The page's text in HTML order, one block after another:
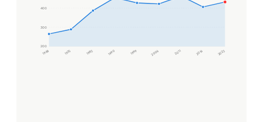
200
300
400
1968 1975 1982 1990 1999 2006 2011 2016 2022